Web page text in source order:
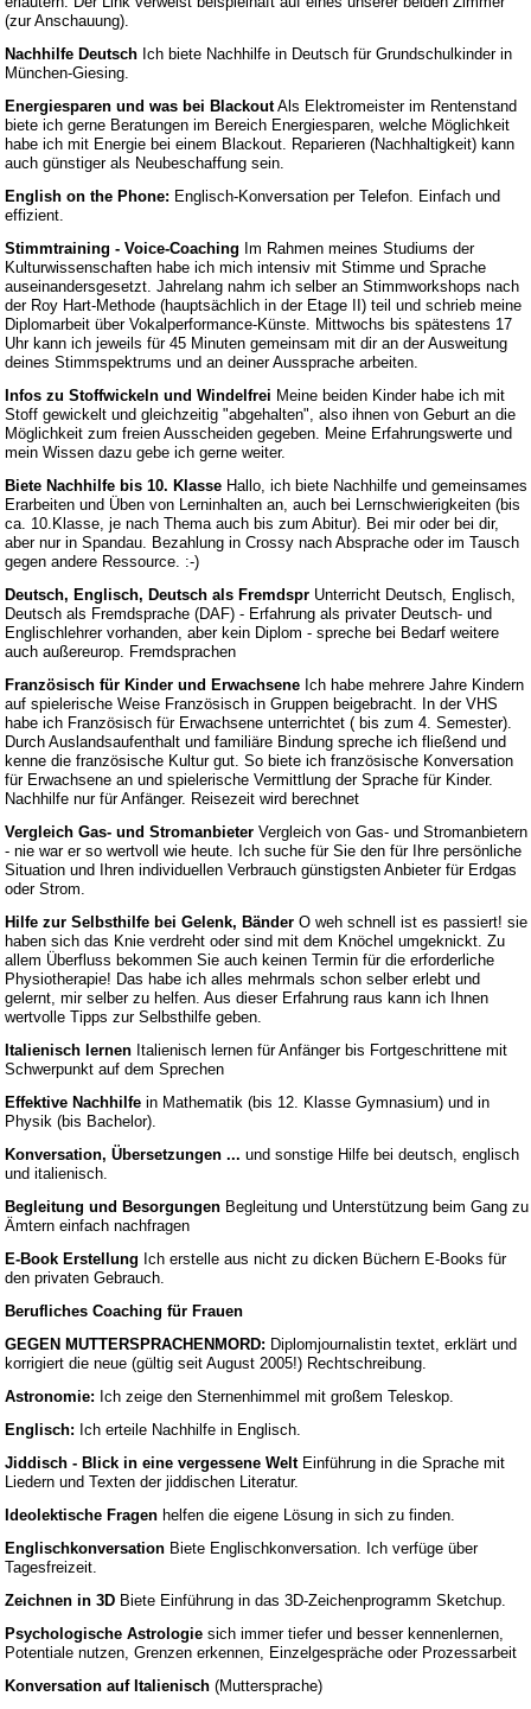
(zur Anschauung).
Nachhilfe Deutsch Ich biete Nachhilfe in Deutsch für Grundschulkinder in
München-Giesing.
Energiesparen und was bei BlackoutAls Elektromeister im Rentenstand
biete ich gerne Beratungen im Bereich Energiesparen, welche Möglichkeit
habe ich mit Energie bei einem Blackout. Reparieren (Nachhaltigkeit) kann
auch günstiger als Neubeschaffung sein.
English on the Phone: Englisch-Konversation per Telefon. Einfach und
effizient.
Stimmtraining - Voice-Coaching Im Rahmen meines Studiums der
Kulturwissenschaften habe ich mich intensiv mit Stimme und Sprache
auseinandersgesetzt. Jahrelang nahm ich selber an Stimmworkshops nach
der Roy Hart-Methode (hauptsächlich in der Etage II) teil und schrieb meine
Diplomarbeit über Vokalperformance-Künste. Mittwochs bis spätestens 17
Uhr kann ich jeweils für 45 Minuten gemeinsam mit dir an der Ausweitung
deines Stimmspektrums und an deiner Aussprache arbeiten.
Infos zu Stoffwickeln und Windelfrei Meine beiden Kinder habe ich mit
Stoff gewickelt und gleichzeitig "abgehalten", also ihnen von Geburt an die
Möglichkeit zum freien Ausscheiden gegeben. Meine Erfahrungswerte und
mein Wissen dazu gebe ich gerne weiter.
Biete Nachhilfe bis 10. Klasse Hallo, ich biete Nachhilfe und gemeinsames
Erarbeiten und Üben von Lerninhalten an, auch bei Lernschwierigkeiten (bis
ca. 10.Klasse, je nach Thema auch bis zum Abitur). Bei mir oder bei dir,
aber nur in Spandau. Bezahlung in Crossy nach Absprache oder im Tausch
gegen andere Ressource. :-)
Deutsch, Englisch, Deutsch als Fremdspr Unterricht Deutsch, Englisch,
Deutsch als Fremdsprache (DAF) - Erfahrung als privater Deutsch- und
Englischlehrer vorhanden, aber kein Diplom - spreche bei Bedarf weitere
auch außereurop. Fremdsprachen
Französisch für Kinder und Erwachsene Ich habe mehrere Jahre Kindern
auf spielerische Weise Französisch in Gruppen beigebracht. In der VHS
habe ich Französisch für Erwachsene unterrichtet ( bis zum 4. Semester).
Durch Auslandsaufenthalt und familiäre Bindung spreche ich fließend und
kenne die französische Kultur gut. So biete ich französische Konversation
für Erwachsene an und spielerische Vermittlung der Sprache für Kinder.
Nachhilfe nur für Anfänger. Reisezeit wird berechnet
Vergleich Gas- und Stromanbieter Vergleich von Gas- und Stromanbietern
- nie war er so wertvoll wie heute. Ich suche für Sie den für Ihre persönliche
Situation und Ihren individuellen Verbrauch günstigsten Anbieter für Erdgas
oder Strom.
Hilfe zur Selbsthilfe bei Gelenk, Bänder O weh schnell ist es passiert! sie
haben sich das Knie verdreht oder sind mit dem Knöchel umgeknickt. Zu
allem Überfluss bekommen Sie auch keinen Termin für die erforderliche
Physiotherapie! Das habe ich alles mehrmals schon selber erlebt und
gelernt, mir selber zu helfen. Aus dieser Erfahrung raus kann ich Ihnen
wertvolle Tipps zur Selbsthilfe geben.
Italienisch lernen Italienisch lernen für Anfänger bis Fortgeschrittene mit
Schwerpunkt auf dem Sprechen
Effektive Nachhilfe in Mathematik (bis 12. Klasse Gymnasium) und in
Physik (bis Bachelor).
Konversation, Übersetzungen ... und sonstige Hilfe bei deutsch, englisch
und italienisch.
Begleitung und Besorgungen Begleitung und Unterstützung beim Gang zu
Ämtern einfach nachfragen
E-Book Erstellung Ich erstelle aus nicht zu dicken Büchern E-Books für
den privaten Gebrauch.
Berufliches Coaching für Frauen
GEGEN MUTTERSPRACHENMORD: Diplomjournalistin textet, erklärt und
korrigiert die neue (gültig seit August 2005!) Rechtschreibung.
Astronomie: Ich zeige den Sternenhimmel mit großem Teleskop.
Englisch: Ich erteile Nachhilfe in Englisch.
Jiddisch - Blick in eine vergessene WeltEinführung in die Sprache mit
Liedern und Texten der jiddischen Literatur.
Ideolektische Fragen helfen die eigene Lösung in sich zu finden.
Englischkonversation Biete Englischkonversation. Ich verfüge über
Tagesfreizeit.
Zeichnen in 3D Biete Einführung in das 3D-Zeichenprogramm Sketchup.
Psychologische Astrologie sich immer tiefer und besser kennenlernen,
Potentiale nutzen, Grenzen erkennen, Einzelgespräche oder Prozessarbeit
Konversation auf Italienisch (Muttersprache)